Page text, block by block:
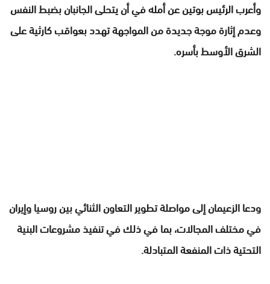
وأعرب الرئيس بوتين عن أمله في أن يتحلى الجانبان بضبط النفس
وعدم إثارة موجة جديدة من المواجهة تهدد بعواقب كارثية على
الشرق الأوسط بأسره.
ودعا الزعيمان إلى مواصلة تطوير التعاون الثنائي بين روسيا وإيران
في مختلف المجالات، بما في ذلك في تنفيذ مشروعات البنية
التحتية ذات المنفعة المتبادلة.